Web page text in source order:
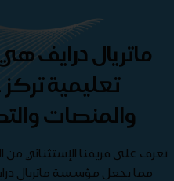
ماتريال درايف
تعليمية
والمنصات
تعرف على فريقنا الإستثنائي من
مما يجعل مؤسسة ماتريال